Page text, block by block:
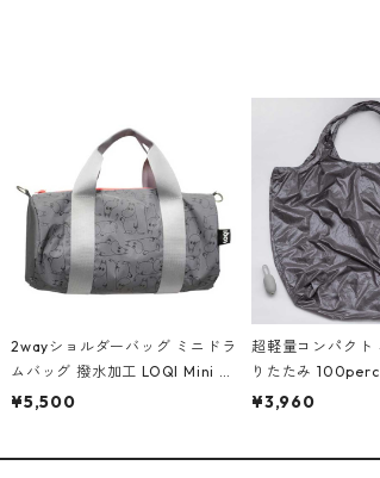
2wayショルダーバッグ ミニドラ
ムバッグ 撥水加工 LOQI Mini W
eekender Reflective ローキー
¥5,500
超軽量コンパクト
りたたみ
OCOON - Large
¥3,960